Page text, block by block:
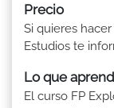
Precio
Si quieres
Estudios te
Lo que
El curso FP